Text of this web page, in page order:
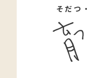
そだつ